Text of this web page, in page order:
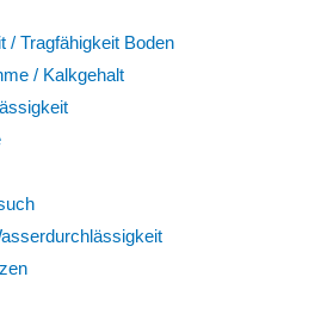
/ Tragfähigkeit Boden
/ Kalkgehalt